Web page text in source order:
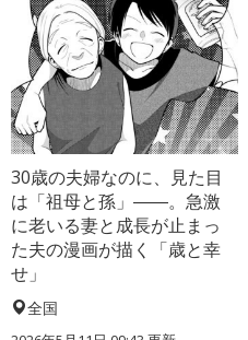
30歳の夫婦なのに、見た目
は「祖母と孫」――。急激
に老いる妻と成長が止まっ
た夫の漫画が描く「歳と幸
せ」
全国